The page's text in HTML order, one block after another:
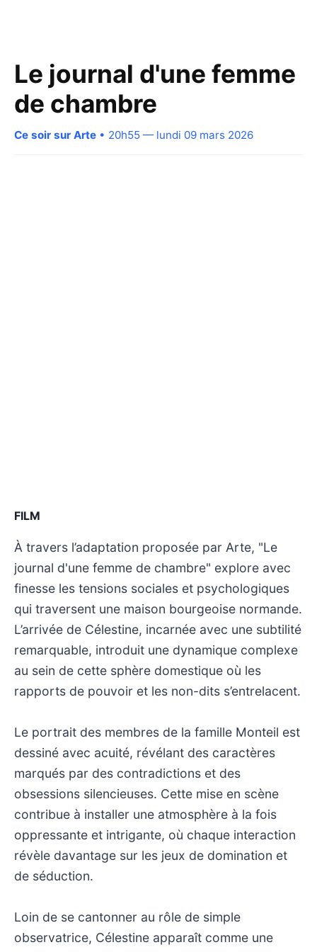
Le journal d'une femme
de chambre
Ce soir sur Arte • 20h55 — lundi 09 mars 2026
FILM
À travers l’adaptation proposée par Arte, "Le
journal d'une femme de chambre" explore avec
finesse les tensions sociales et psychologiques
qui traversent une maison bourgeoise normande.
L’arrivée de Célestine, incarnée avec une subtilité
remarquable, introduit une dynamique complexe
au sein de cette sphère domestique où les
rapports de pouvoir et les non-dits s’entrelacent.
Le portrait des membres de la famille Monteil est
dessiné avec acuité, révélant des caractères
marqués par des contradictions et des
obsessions silencieuses. Cette mise en scène
contribue à installer une atmosphère à la fois
oppressante et intrigante, où chaque interaction
révèle davantage sur les jeux de domination et
de séduction.
Loin de se cantonner au rôle de simple
observatrice, Célestine apparaît comme une